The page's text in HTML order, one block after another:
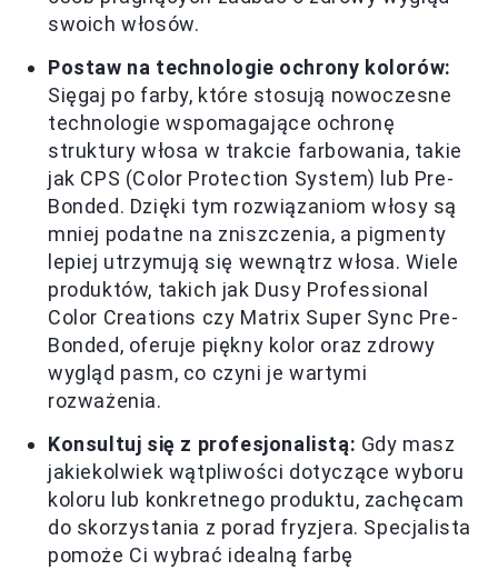
swoich włosów.
Postaw na technologie ochrony kolorów:
Sięgaj po farby, które stosują nowoczesne
technologie wspomagające ochronę
struktury włosa w trakcie farbowania, takie
jak CPS (Color Protection System) lub Pre-
Bonded. Dzięki tym rozwiązaniom włosy są
mniej podatne na zniszczenia, a pigmenty
lepiej utrzymują się wewnątrz włosa. Wiele
produktów, takich jak Dusy Professional
Color Creations czy Matrix Super Sync Pre-
Bonded, oferuje piękny kolor oraz zdrowy
wygląd pasm, co czyni je wartymi
rozważenia.
Konsultuj się z profesjonalistą: Gdy masz
jakiekolwiek wątpliwości dotyczące wyboru
koloru lub konkretnego produktu, zachęcam
do skorzystania z porad fryzjera. Specjalista
pomoże Ci wybrać idealną farbę